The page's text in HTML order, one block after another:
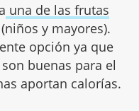
una de las frutas
y mayores).
opción ya que
buenas para el
aportan calorías.